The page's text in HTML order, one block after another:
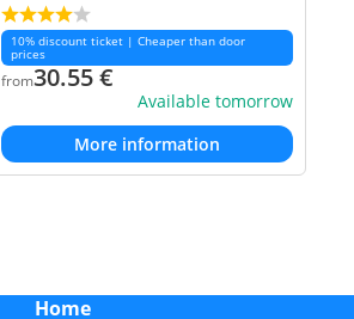
10% discount ticket | Cheaper than door
prices
from30.55€
Available tomorrow
More information
Home